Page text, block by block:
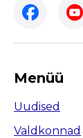
Menüü
Uudised
Valdkonnad